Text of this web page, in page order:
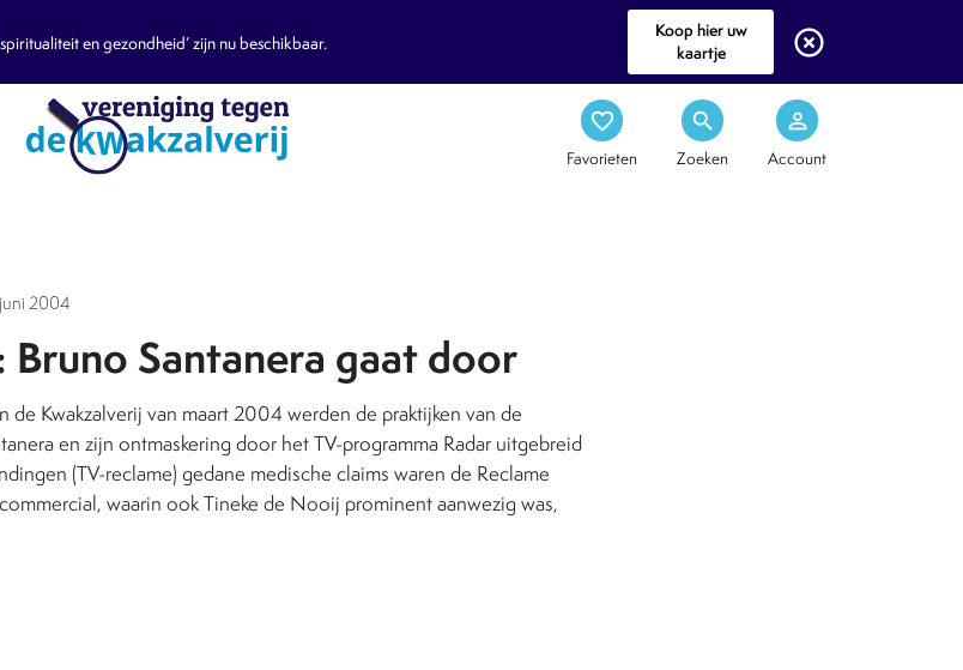
en gezondheid’ zijn nu beschikbaar.
Koop hier uw
kaartje
highlight_off
favorite_border
Favorieten
search
Zoeken
person_outline
Account
2004
Santanera gaat door
de Kwakzalverij van maart 2004 werden de praktijken van de
en zijn ontmaskering door het TV-programma Radar uitgebreid
(TV-reclame) gedane medische claims waren de Reclame
waarin ook Tineke de Nooij prominent aanwezig was,